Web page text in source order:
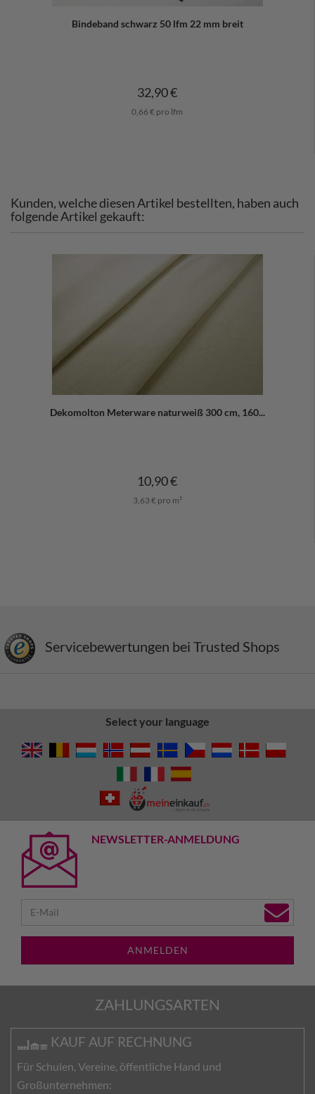
Bindeband schwarz 50 lfm 22 mm breit
32,90 €
0,66 € pro lfm
Kunden, welche diesen Artikel bestellten, haben auch
folgende Artikel gekauft:
Dekomolton Meterware naturweiß 300 cm, 160...
10,90 €
3,63 € pro m²
Servicebewertungen bei Trusted Shops
Select your language
NEWSLETTER-ANMELDUNG
ANMELDEN
ZAHLUNGSARTEN
KAUF AUF RECHNUNG
Für Schulen, Vereine, öffentliche Hand und
Großunternehmen: